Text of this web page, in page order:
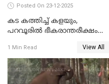
Posted On 23-12-2025
കട കത്തിച്ച് കളയും,
പറവൂരില്‍ ഭീകരാന്തരീക്ഷം
1 Min Read View All